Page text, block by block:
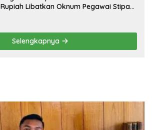
Rupiah Libatkan Oknum Pegawai Stipas
Selengkapnya